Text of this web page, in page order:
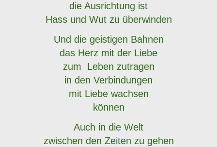
die Ausrichtung ist
Hass und Wut zu überwinden
Und die geistigen Bahnen
das Herz mit der Liebe
zum Leben zutragen
in den Verbindungen
mit Liebe wachsen
können
Auch in die Welt
zwischen den Zeiten zu gehen